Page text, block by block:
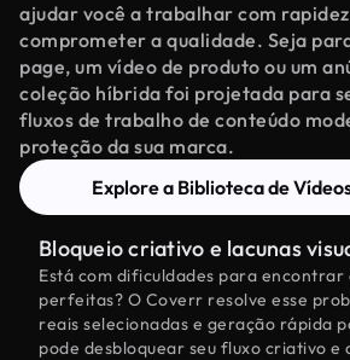
ajudar você a trabalhar com
comprometer a qualidade. Seja
page, um vídeo de produto ou um
coleção híbrida foi projetada para
fluxos de trabalho de conteúdo
proteção da sua marca.
Explore a Biblioteca de
Bloqueio criativo e lacunas
Está com dificuldades para encontrar
perfeitas? O Coverr resolve esse
reais selecionadas e geração rápida
pode desbloquear seu fluxo criativo e